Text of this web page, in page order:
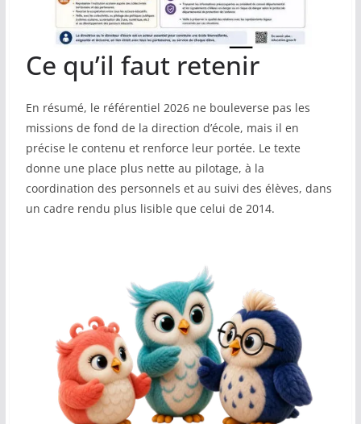
Ce qu’il faut retenir
En résumé, le référentiel 2026 ne bouleverse pas les
missions de fond de la direction d’école, mais il en
précise le contenu et renforce leur portée. Le texte
donne une place plus nette au pilotage, à la
coordination des personnels et au suivi des élèves, dans
un cadre rendu plus lisible que celui de 2014.